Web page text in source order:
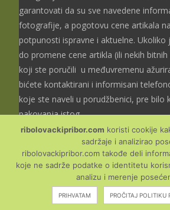
garantovati da su sve navedene
fotografije, a pogotovu cene artikala
potpunosti ispravne i aktuelne. Ukoliko
do promene cene artikla (ili nekih
koji ste poručili u međuvremenu
bićete kontaktirani i informisani
koje ste naveli u porudžbenici, pre bilo
pakovanja istog.
Copyright © Ribolovački
ribolovackipribor.com koristi cookije
sadržaje i analizirao
ribolovackipribor.com takođe deli
koje ne sadrže podatke o identitetu
analizu i merenje
PRIHVATAM PROČITAJ POLITIKU